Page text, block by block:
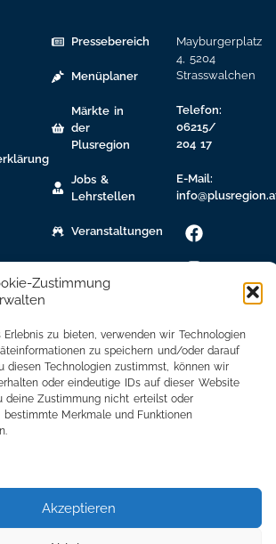
Zustimmung
zu bieten, verwenden wir Technologien
zu speichern und/oder darauf
diesen Technologien zustimmst, können wir
oder eindeutige IDs auf dieser Website
deine Zustimmung nicht erteilst oder
bestimmte Merkmale und Funktionen
Akzeptieren
Pressebereich
Menüplaner
Märkte in
der
Plusregion
Jobs &
Lehrstellen
Veranstaltungen
gew.
Immobilien
Newsletter
Anmeldung
Mitglied
werden
Mayburgerplatz
4, 5204
Strasswalchen
Telefon:
06215/
204 17
E-Mail: